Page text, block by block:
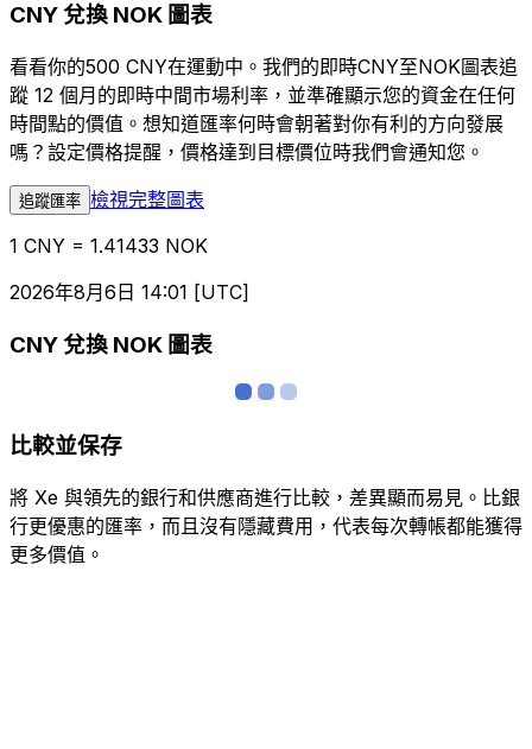
CNY 兌換 NOK 圖表
看看你的500 CNY在運動中。我們的即時CNY至NOK圖表追
蹤 12 個月的即時中間市場利率，並準確顯示您的資金在任何
時間點的價值。想知道匯率何時會朝著對你有利的方向發展
嗎？設定價格提醒，價格達到目標價位時我們會通知您。
追蹤匯率 檢視完整圖表
1 CNY = 1.41433 NOK
2026年8月6日 14:01 [UTC]
CNY 兌換 NOK 圖表
比較並保存
將 Xe 與領先的銀行和供應商進行比較，差異顯而易見。比銀
行更優惠的匯率，而且沒有隱藏費用，代表每次轉帳都能獲得
更多價值。